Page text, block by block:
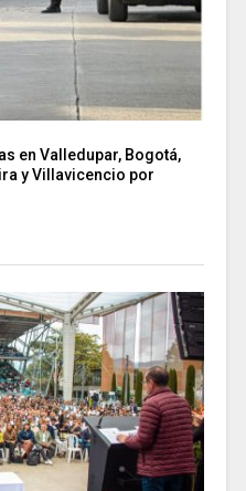
en Valledupar, Bogotá,
y Villavicencio por